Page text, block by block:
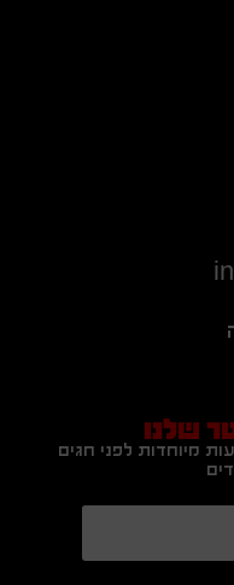
שלנו
מיוחדות לפני חגים